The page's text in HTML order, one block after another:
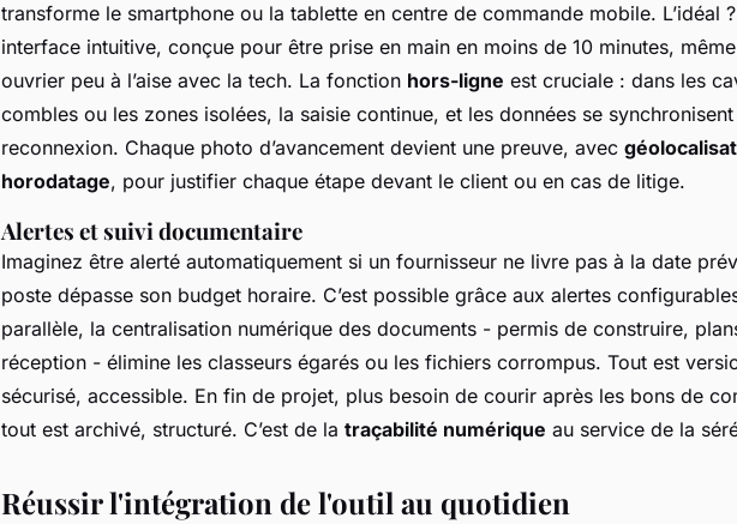
transforme le smartphone ou la tablette en centre de commande mobile. L’idéal
interface intuitive, conçue pour être prise en main en moins de 10 minutes,
ouvrier peu à l’aise avec la tech. La fonction hors-ligne est cruciale : dans les
combles ou les zones isolées, la saisie continue, et les données se
reconnexion. Chaque photo d’avancement devient une preuve, avec
horodatage, pour justifier chaque étape devant le client ou en cas de litige.
Alertes et suivi documentaire
Imaginez être alerté automatiquement si un fournisseur ne livre pas à la date
poste dépasse son budget horaire. C’est possible grâce aux alertes
parallèle, la centralisation numérique des documents - permis de construire,
réception - élimine les classeurs égarés ou les fichiers corrompus. Tout est
sécurisé, accessible. En fin de projet, plus besoin de courir après les bons de
tout est archivé, structuré. C’est de la traçabilité numérique au service de la
Réussir l'intégration de l'outil au quotidien